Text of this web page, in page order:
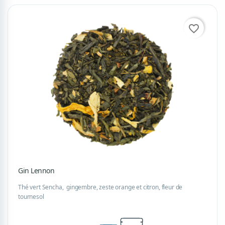
Gin Lennon
Thé vert Sencha, gingembre, zeste orange et citron, fleur de
tournesol
favorite_border